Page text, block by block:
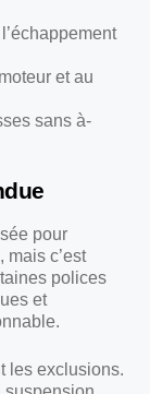
et au
sans à-
pour
c’est
polices
et
les exclusions.